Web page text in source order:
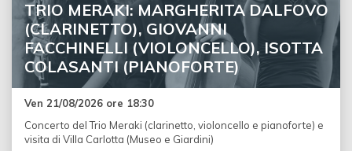
TRIO MERAKI: MARGHERITA DALFOVO
(CLARINETTO), GIOVANNI
FACCHINELLI (VIOLONCELLO), ISOTTA
COLASANTI (PIANOFORTE)
Ven 21/08/2026 ore 18:30
Concerto del Trio Meraki (clarinetto, violoncello e pianoforte) e
visita di Villa Carlotta (Museo e Giardini)